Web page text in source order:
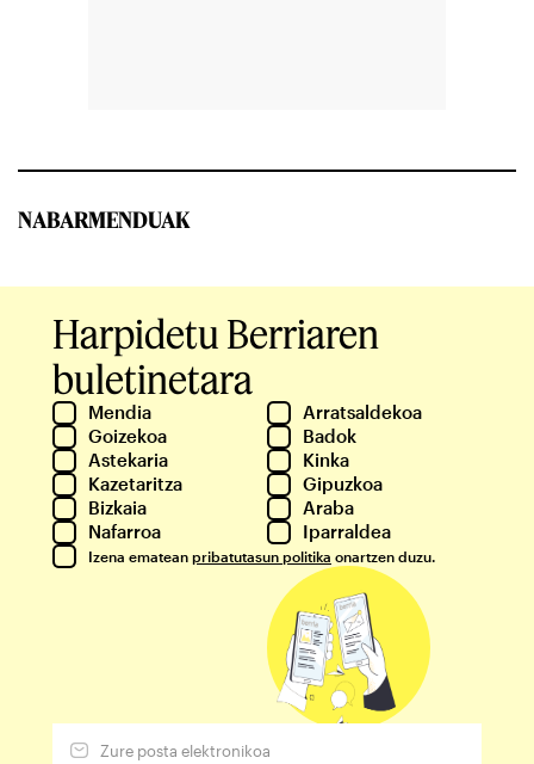
NABARMENDUAK
Harpidetu Berriaren
buletinetara
Mendia
Arratsaldekoa
Goizekoa
Badok
Astekaria
Kinka
Kazetaritza
Gipuzkoa
Bizkaia
Araba
Nafarroa
Iparraldea
Izena ematean pribatutasun politika onartzen duzu.